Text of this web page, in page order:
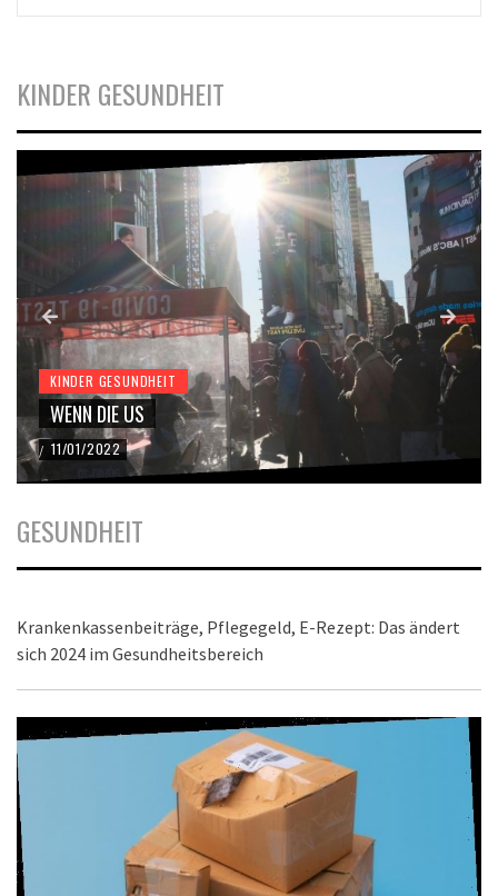
KINDER GESUNDHEIT
KINDER GESUNDHEIT
WENN DIE US
/ 11/01/2022
GESUNDHEIT
Krankenkassenbeiträge, Pflegegeld, E-Rezept: Das ändert
sich 2024 im Gesundheitsbereich